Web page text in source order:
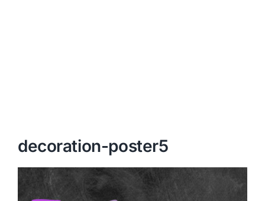
decoration-poster5